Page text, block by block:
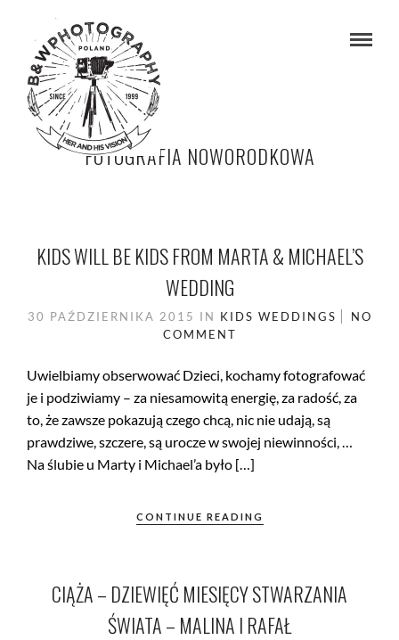
FOTOGRAFIA NOWORODKOWA
KIDS WILL BE KIDS FROM MARTA & MICHAEL’S
WEDDING
30 PAŹDZIERNIKA 2015 IN KIDS WEDDINGS
NO
COMMENT
Uwielbiamy obserwować Dzieci, kochamy fotografować
je i podziwiamy – za niesamowitą energię, za radość, za
to, że zawsze pokazują czego chcą, nic nie udają, są
prawdziwe, szczere, są urocze w swojej niewinności, …
Na ślubie u Marty i Michael’a było […]
CONTINUE READING
CIĄŻA – DZIEWIĘĆ MIESIĘCY STWARZANIA
ŚWIATA – MALINA I RAFAŁ